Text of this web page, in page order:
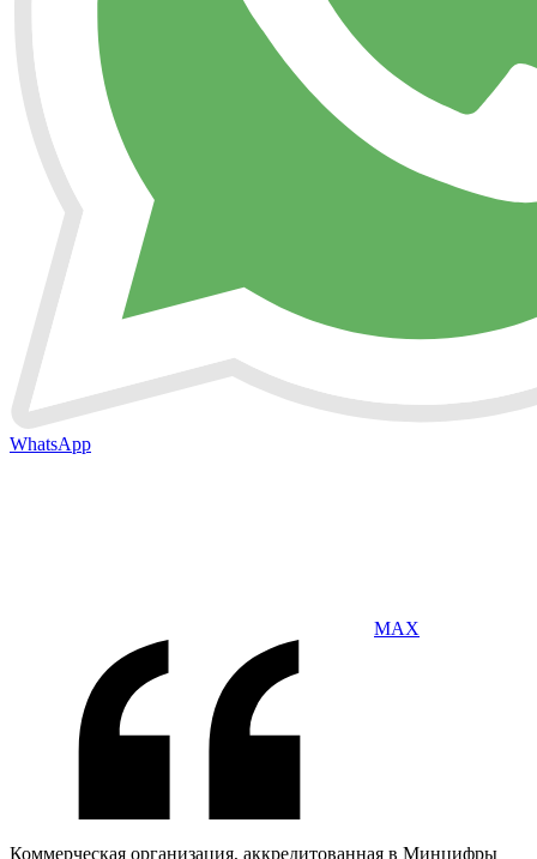
WhatsApp
MAX
Коммерческая организация, аккредитованная в Минцифры